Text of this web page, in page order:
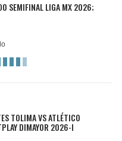
SEMIFINAL LIGA MX 2026;
TOLIMA VS ATLÉTICO
DIMAYOR 2026-I